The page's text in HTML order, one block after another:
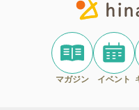
マガジン イベント